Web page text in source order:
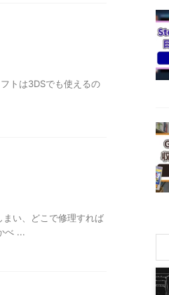
トは3DSでも使えるの
い、どこで修理すれば
べ ...